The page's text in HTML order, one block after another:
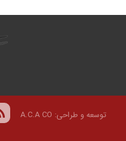
توسعه و طراحی: A.C.A CO